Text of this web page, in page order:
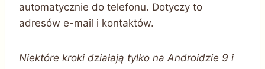
automatycznie do telefonu. Dotyczy to
adresów e-mail i kontaktów.
Niektóre kroki działają tylko na Androidzie 9 i